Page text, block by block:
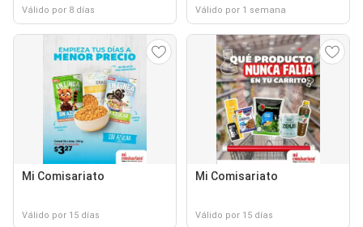
Válido por 8 días Válido por 1 semana
Mi Comisariato
Válido por 15 días
Mi Comisariato
Válido por 15 días